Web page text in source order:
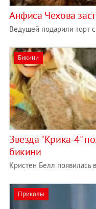
Анфиса Чехова
Ведущей подарили торт
Бикини
Звезда "Крика-4"
бикини
Кристен Белл появилась
Приколы